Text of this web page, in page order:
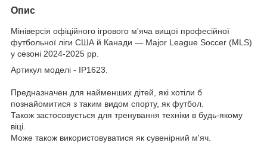
Опис
Мініверсія офіційного ігрового м'яча вищої професійної
футбольної ліги США й Канади — Major League Soccer (MLS)
у сезоні 2024-2025 рр.
Артикул моделі - IP1623.
Предназначен для найменших дітей, які хотіли б
познайомитися з таким видом спорту, як футбол.
Також застосовується для тренування техніки в будь-якому
віці.
Може також використовуватися як сувенірний м'яч.